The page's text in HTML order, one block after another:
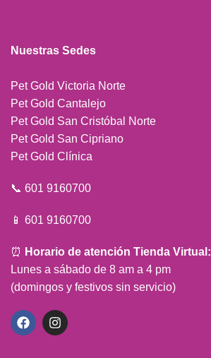
Nuestras Sedes
Pet Gold Victoria Norte
Pet Gold Cantalejo
Pet Gold San Cristóbal Norte
Pet Gold San Cipriano
Pet Gold Clínica
📞 601 9160700
📱 601 9160700
⏰ Horario de atención Tienda Virtual:
Lunes a sábado de 8 am a 4 pm
(domingos y festivos sin servicio)